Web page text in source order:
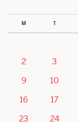
M T
2
3
9
10
16
17
23
24